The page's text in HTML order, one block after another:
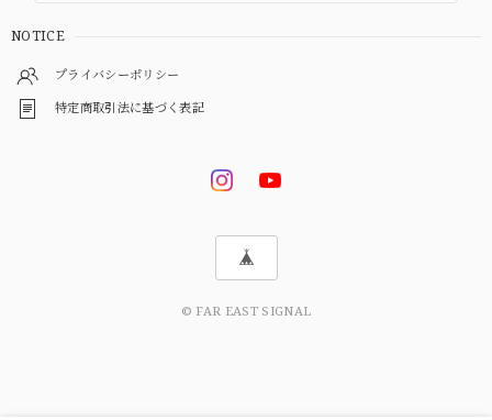
NOTICE
プライバシーポリシー
特定商取引法に基づく表記
© FAR EAST SIGNAL